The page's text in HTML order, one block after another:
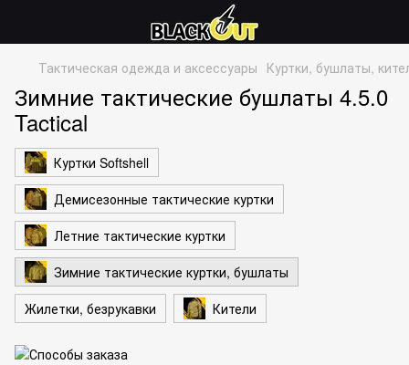
Тактическая одежда и аксессуары Куртки, бушлаты,
Зимние тактические бушлаты 4.5.0
Tactical
Куртки Softshell
Демисезонные тактические куртки
Летние тактические куртки
Зимние тактические куртки, бушлаты
Жилетки, безрукавки
Кители